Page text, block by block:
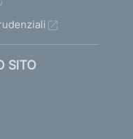
SITO